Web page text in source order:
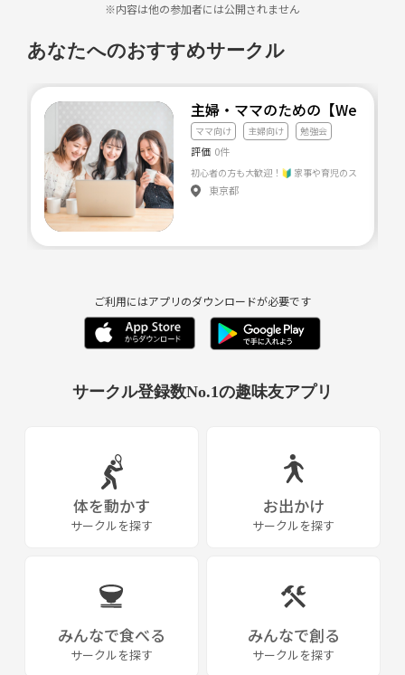
※内容は他の参加者には公開されません
あなたへのおすすめサークル
主婦・ママのための【Webで叶
ママ向け 主婦向け 勉強会
評価 0件
東京都
ご利用にはアプリのダウンロードが必要です
サークル登録数No.1の趣味友アプリ
体を動かす
サークルを探す
お出かけ
サークルを探す
みんなで食べる
サークルを探す
みんなで創る
サークルを探す